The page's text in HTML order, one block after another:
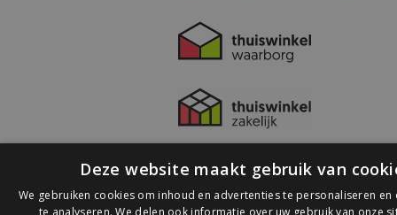
Deze website maakt gebruik van
We gebruiken cookies om inhoud en advertenties te personaliseren en
te analyseren. We delen ook informatie over uw gebruik van onze